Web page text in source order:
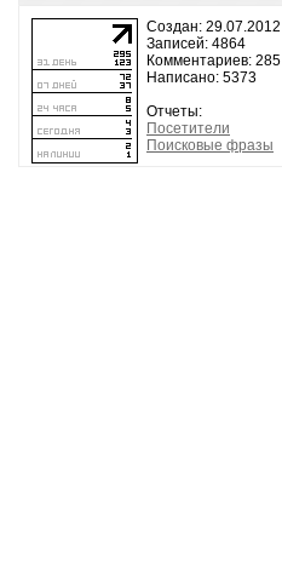
Создан: 29.07.2012
Записей: 4864
Комментариев: 285
Написано: 5373
Отчеты:
Посетители
Поисковые фразы